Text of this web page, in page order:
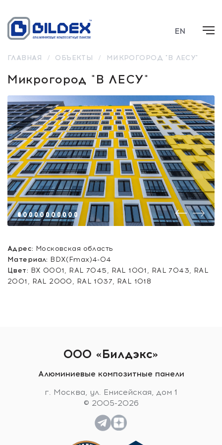
EN
ГЛАВНАЯ / ОБЪЕКТЫ / МИКРОГОРОД "В ЛЕСУ"
Микрогород "В ЛЕСУ"
Адрес: Московская область
Материал: BDX(Fmax)4-04
Цвет: BX 0001, RAL 7045, RAL 1001, RAL 7043, RAL
2001, RAL 2000, RAL 1037, RAL 1018
ООО «Билдэкс»
Алюминиевые композитные панели
г. Москва, ул. Енисейская, дом 1
© 2005-2026